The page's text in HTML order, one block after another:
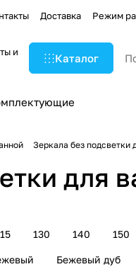
Доставка Режим
и
Каталог
Зеркала без подсветки
для
130 140 150
Бежевый дуб